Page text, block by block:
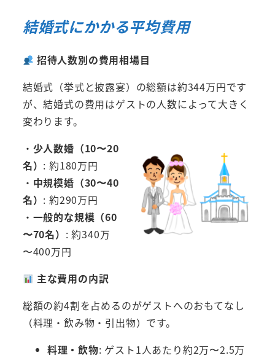
結婚式にかかる平均費用
招待人数別の費用相場目
結婚式（挙式と披露宴）の総額は約344万円です
が、結婚式の費用はゲストの人数によって大きく
変わります。
・ 少人数婚（10〜20
名） : 約180万円
・ 中規模婚（30〜40
名） : 約290万円
・ 一般的な規模（60
〜70名） : 約340万
〜400万円
主な費用の内訳
総額の約4割を占めるのがゲストへのおもてなし
（料理・飲み物・引出物）です。
料理・飲物: ゲスト1人あたり約2万〜2.5万